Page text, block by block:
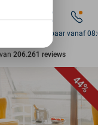
206.261 reviews
Bereikbaar vanaf
44%